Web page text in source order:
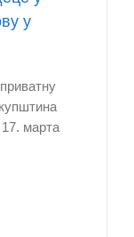
у
марта